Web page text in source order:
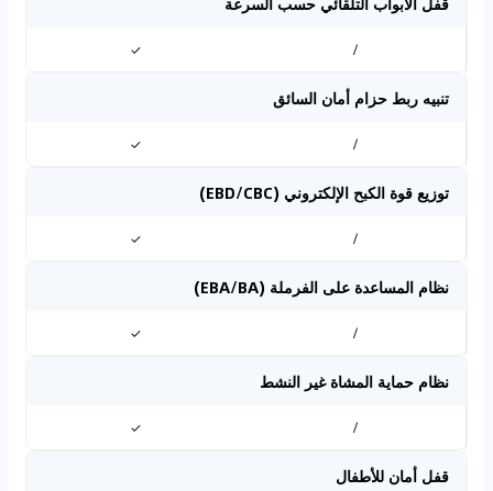
/
✓
تنبيه ربط حزام أمان السائق
/
✓
توزيع قوة الكبح الإلكتروني (EBD/CBC)
/
✓
نظام المساعدة على الفرملة (EBA/BA)
/
✓
نظام حماية المشاة غير النشط
/
✓
قفل أمان للأطفال